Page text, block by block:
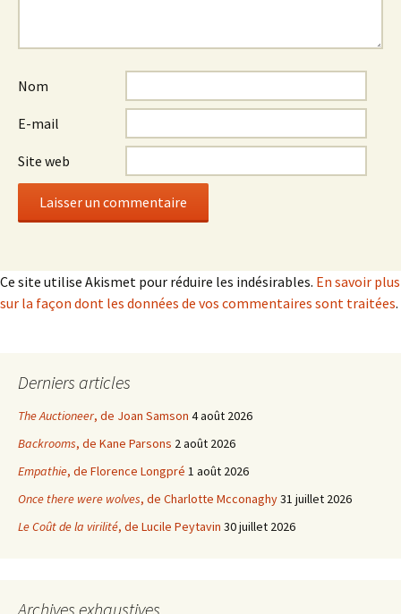
Nom
E-mail
Site web
Ce site utilise Akismet pour réduire les indésirables. En savoir plus
sur la façon dont les données de vos commentaires sont traitées.
Derniers articles
The Auctioneer, de Joan Samson 4 août 2026
Backrooms, de Kane Parsons 2 août 2026
Empathie, de Florence Longpré 1 août 2026
Once there were wolves, de Charlotte Mcconaghy31 juillet 2026
Le Coût de la virilité, de Lucile Peytavin 30 juillet 2026
Archives exhaustives